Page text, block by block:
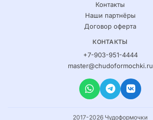
Контакты
Наши партнёры
Договор оферта
КОНТАКТЫ
+7-903-951-4444
master@chudoformochki.ru
2017-2026 Чудоформочки